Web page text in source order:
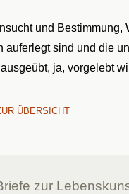
und Bestimmung,
auferlegt sind und die
ja, vorgelebt
ÜBERSICHT
zur